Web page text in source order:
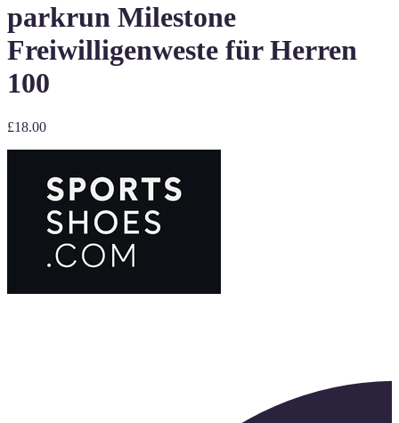
parkrun Milestone
Freiwilligenweste für Herren
100
£18.00